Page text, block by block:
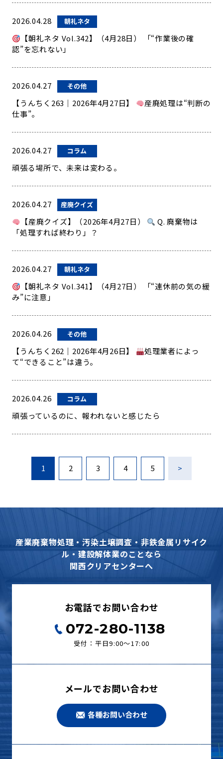
2026.04.28 朝礼ネタ
【朝礼ネタ Vol.342】（4月28日） 「“作業後の確
認”を忘れない」
2026.04.27 その他
【うんちく263｜2026年4月27日】
産廃処理は“判断の
仕事”。
2026.04.27 コラム
頑張る場所で、未来は変わる。
2026.04.27 産廃クイズ
【産廃クイズ】（2026年4月27日）
Q. 廃棄物は
「処理すれば終わり」？
2026.04.27 朝礼ネタ
【朝礼ネタ Vol.341】（4月27日） 「“連休前の気の緩
み”に注意」
2026.04.26 その他
【うんちく262｜2026年4月26日】
処理業者によっ
て“できること”は違う。
2026.04.26 コラム
頑張っているのに、報われないと感じたら
1 2 3 4 5 >
産業廃棄物処理・汚染土壌調査・非鉄金属リサイク
ル・建設解体業のことなら
関西クリアセンターへ
お電話でお問い合わせ
072-280-1138
受付：平日9:00〜17:00
メールでお問い合わせ
各種お問い合わせ